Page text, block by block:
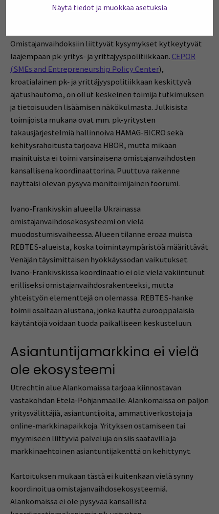
Näytä tiedot ja muokkaa asetuksia
tavalla vakiintunutta. Kroatiassa ei ole varsinaista
Omistajanvaihdoksiin liittyvät kysymykset kytkeytyvät
laajempaan pk-yritys- ja yrittäjyyspolitiikkaan. CEPOR
(SMEs and Entrepreneurship Policy Center),
kroatialainen pk- ja yrittäjyyspolitiikkaan keskittyvä
ajatushautomo, on ollut keskeinen toimija tutkimuksen
ja tietoisuuden lisäämisen näkökulmasta. Julkisista
toimijoista mukana ovat mm. pk-yritysten
takausjärjestelmiä hallinnoiva HAMAG-BICRO sekä
kehitysrahoitusta tarjoava HBOR, mutta mikään
mainituista ei toimi varsinaisena omistajanvaihdosten
kansallisena koordinaattorina. Puuttuva rakenne
näyttäisi olevan pysyvä monitoimijainen foorumi.
Ivano-Frankivskin alueella Ukrainassa
omistajanvaihdosekosysteemi on vielä
muodostumisvaiheessa. Alueen tilanne eroaa muista
REBTES-alueista, koska toimintaympäristöä määrittävät
Venäjän täysimittaisen hyökkäyssodan vaikutukset.
Ivano-Frankivskissa koordinaatio ei ole vielä vakiintunut
erilliseksi omistajanvaihdosrakenteeksi, mutta
yhteistyön elementtejä on olemassa. REBTES-hanke
toimii osaltaan alustana, jonka kautta eurooppalaisia
käytäntöjä voidaan tuoda paikalliseen keskusteluun.
Asiantuntijamarkkina ei vielä
ole ekosysteemi
Utrechtin alue Alankomaissa tarjoaa kiinnostavan
vastakohdan Etelä-Pohjanmaalle. Alankomaissa on paljon
yritysvälittäjiä, asiantuntijoita, ammattiverkostoja ja
online-markkinapaikkoja. Yrityksen ostamiseen tai
myymiseen liittyviä palveluja on siis saatavilla ja
markkinaehtoinen asiantuntijakenttä on kehittynyt.
Kartoituksen mukaan tästä ei kuitenkaan vielä synny
koordinoitua omistajanvaihdosekosysteemiä.
Alankomaissa ei ole pysyvää kansallista